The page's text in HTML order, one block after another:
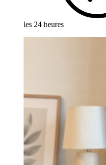
les 24 heures